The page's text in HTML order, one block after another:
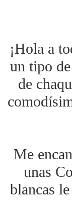
¡Hola a
un tipo
de
Me
unas
blancas